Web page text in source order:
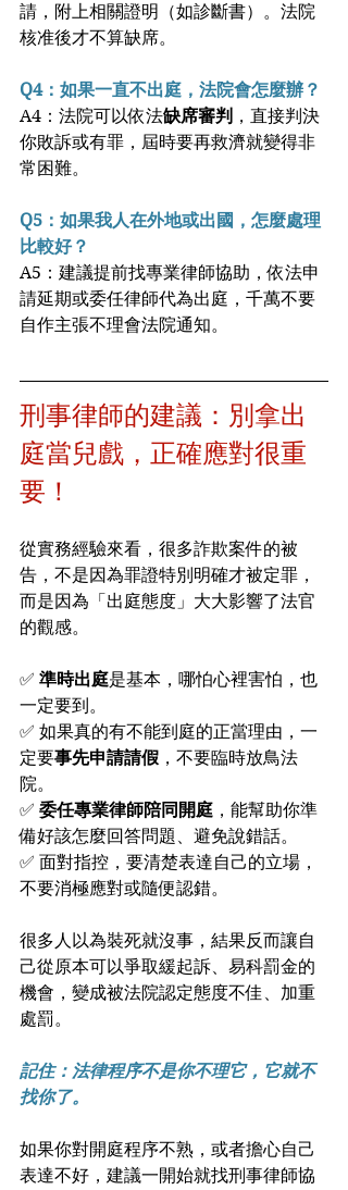
請，附上相關證明（如診斷書）。法院
核准後才不算缺席。
Q4：如果一直不出庭，法院會怎麼辦？
A4：法院可以依法缺席審判 ，直接判決
你敗訴或有罪，屆時要再救濟就變得非
常困難。
Q5：如果我人在外地或出國，怎麼處理
比較好？
A5：建議提前找專業律師協助，依法申
請延期或委任律師代為出庭，千萬不要
自作主張不理會法院通知。
刑事律師的建議：別拿出
庭當兒戲，正確應對很重
要！
從實務經驗來看，很多詐欺案件的被
告，不是因為罪證特別明確才被定罪，
而是因為「出庭態度」大大影響了法官
的觀感。
✅ 準時出庭是基本，哪怕心裡害怕，也
一定要到。
✅ 如果真的有不能到庭的正當理由，一
定要事先申請請假 ，不要臨時放鳥法
院。
✅ 委任專業律師陪同開庭 ，能幫助你準
備好該怎麼回答問題、避免說錯話。
✅ 面對指控，要清楚表達自己的立場，
不要消極應對或隨便認錯。
很多人以為裝死就沒事，結果反而讓自
己從原本可以爭取緩起訴、易科罰金的
機會，變成被法院認定態度不佳、加重
處罰。
記住：法律程序不是你不理它，它就不
找你了。
如果你對開庭程序不熟，或者擔心自己
表達不好，建議一開始就找刑事律師協